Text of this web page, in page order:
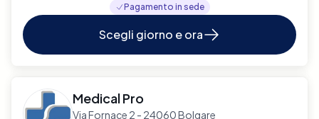
Pagamento in sede
Scegli giorno e ora
Medical Pro
Via Fornace 2 - 24060 Bolgare